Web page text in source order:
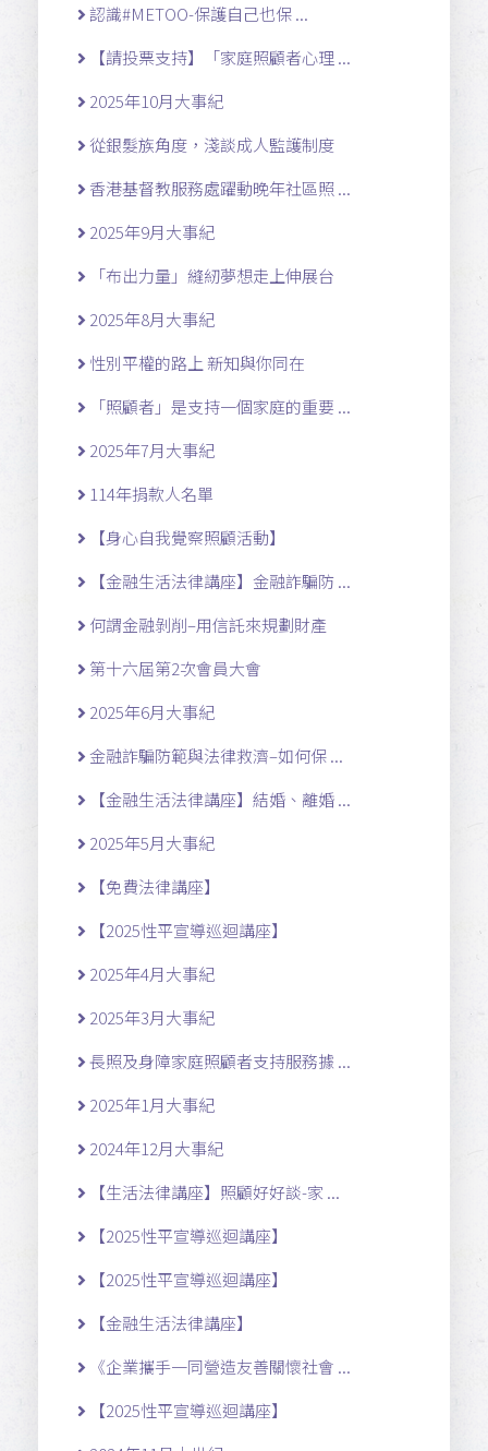
認識#METOO-保護自己也保 ...
【請投票支持】「家庭照顧者心理 ...
2025年10月大事紀
從銀髮族角度，淺談成人監護制度
香港基督教服務處躍動晚年社區照 ...
2025年9月大事紀
「布出力量」縫紉夢想走上伸展台
2025年8月大事紀
性別平權的路上 新知與你同在
「照顧者」是支持一個家庭的重要 ...
2025年7月大事紀
114年捐款人名單
【身心自我覺察照顧活動】
【金融生活法律講座】金融詐騙防 ...
何謂金融剝削–用信託來規劃財產
第十六屆第2次會員大會
2025年6月大事紀
金融詐騙防範與法律救濟–如何保 ...
【金融生活法律講座】結婚、離婚 ...
2025年5月大事紀
【免費法律講座】
【2025性平宣導巡迴講座】
2025年4月大事紀
2025年3月大事紀
長照及身障家庭照顧者支持服務據 ...
2025年1月大事紀
2024年12月大事紀
【生活法律講座】照顧好好談-家 ...
【2025性平宣導巡迴講座】
【2025性平宣導巡迴講座】
【金融生活法律講座】
《企業攜手一同營造友善關懷社會 ...
【2025性平宣導巡迴講座】